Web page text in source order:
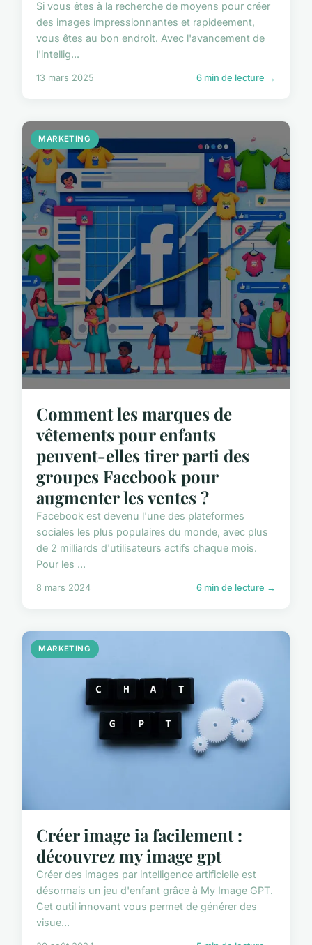
Si vous êtes à la recherche de moyens pour créer
des images impressionnantes et rapideement,
vous êtes au bon endroit. Avec l'avancement de
l'intellig...
13 mars 2025 6 min de lecture →
MARKETING
Comment les marques de
vêtements pour enfants
peuvent-elles tirer parti des
groupes Facebook pour
augmenter les ventes ?
Facebook est devenu l'une des plateformes
sociales les plus populaires du monde, avec plus
de 2 milliards d'utilisateurs actifs chaque mois.
Pour les ...
8 mars 2024 6 min de lecture →
MARKETING
Créer image ia facilement :
découvrez my image gpt
Créer des images par intelligence artificielle est
désormais un jeu d'enfant grâce à My Image GPT.
Cet outil innovant vous permet de générer des
visue...